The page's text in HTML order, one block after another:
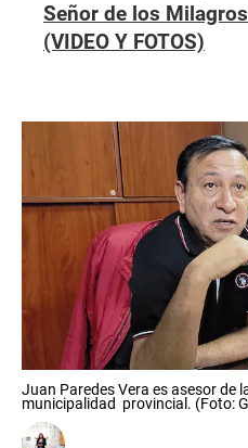
Señor de los
(VIDEO Y FOTOS)
Juan Paredes Vera es asesor de
municipalidad provincial. (Foto: